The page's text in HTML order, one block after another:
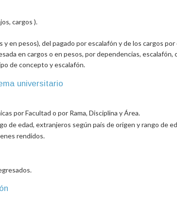
cargos ).
en pesos), del pagado por escalafón y de los cargos
en cargos o en pesos, por dependencias,
de concepto y escalafón.
universitario
por Facultad o por Rama, Disciplina y Área.
de edad, extranjeros según país de origen y rango de
rendidos.